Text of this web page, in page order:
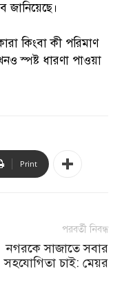
জানিয়েছে।
কিংবা কী পরিমাণ
স্পষ্ট ধারণা পাওয়া
Print
পরবর্তী নিবন্ধ
নগরকে সাজাতে সবার
সহযোগিতা চাই: মেয়র